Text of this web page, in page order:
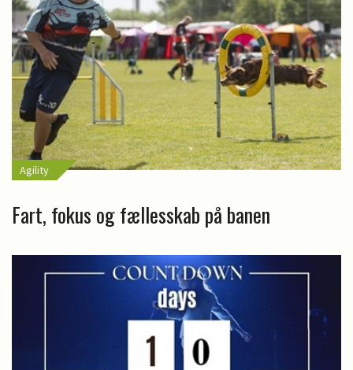
Agility
Fart, fokus og fællesskab på banen